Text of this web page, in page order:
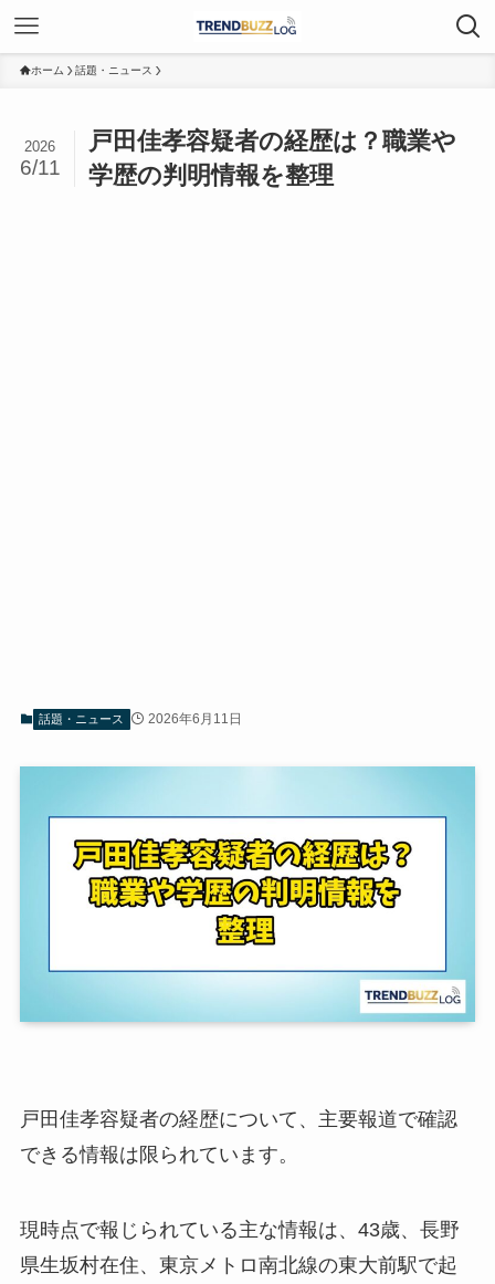
ホーム 話題・ニュース
戸田佳孝容疑者の経歴は？職業や
学歴の判明情報を整理
2026
6/11
話題・ニュース 2026年6月11日
戸田佳孝容疑者の経歴について、主要報道で確認
できる情報は限られています。
現時点で報じられている主な情報は、43歳、長野
県生坂村在住、東京メトロ南北線の東大前駅で起